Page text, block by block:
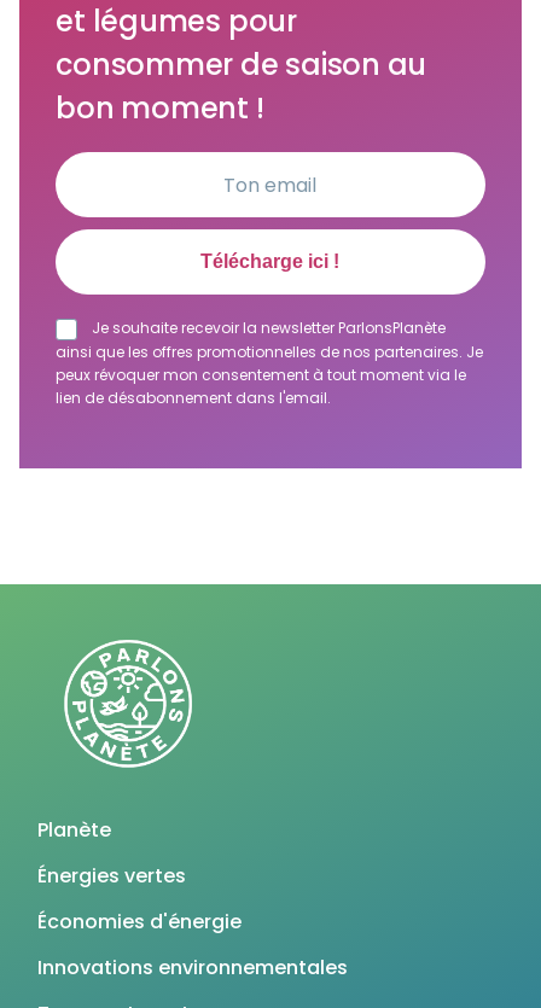
et légumes pour
consommer de saison au
bon moment !
Je souhaite recevoir la newsletter ParlonsPlanète
ainsi que les offres promotionnelles de nos partenaires. Je
peux révoquer mon consentement à tout moment via le
lien de désabonnement dans l'email.
Planète
Énergies vertes
Économies d'énergie
Innovations environnementales